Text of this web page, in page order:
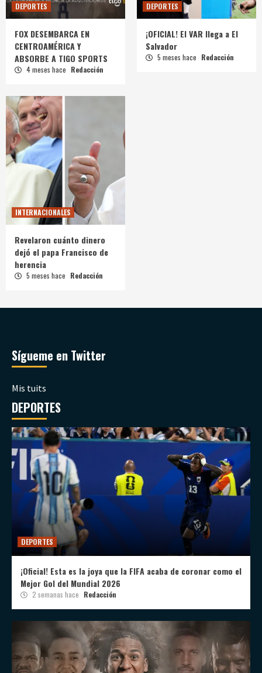
DEPORTES
FOX DESEMBARCA EN
CENTROAMÉRICA Y
ABSORBE A TIGO SPORTS
4 meses hace Redacción
DEPORTES
¡OFICIAL! El VAR llega a El
Salvador
5 meses hace Redacción
INTERNACIONALES
Revelaron cuánto dinero
dejó el papa Francisco de
herencia
5 meses hace Redacción
Sígueme en Twitter
Mis tuits
DEPORTES
DEPORTES
¡Oficial! Esta es la joya que la FIFA acaba de coronar como el
Mejor Gol del Mundial 2026
2 semanas hace Redacción